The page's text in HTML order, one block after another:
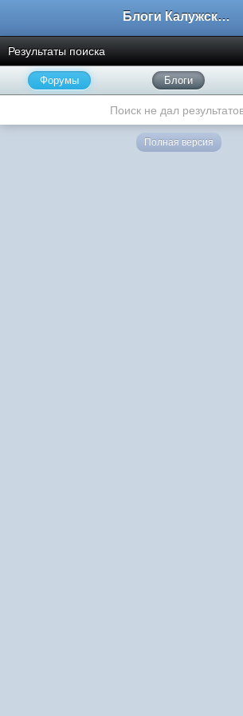
Блоги Калужского перекрестка
Результаты поиска
Форумы Блоги
Поиск не дал
Полная версия